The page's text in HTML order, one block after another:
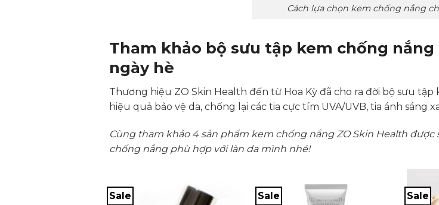
Cách lựa chọn kem chống nắng
Tham khảo bộ sưu tập kem chống
ngày hè
Thương hiệu ZO Skin Health đến từ Hoa Kỳ đã cho ra đời bộ sưu
hiệu quả bảo vệ da, chống lại các tia cực tím UVA/UVB, tia ánh sáng
Cùng tham khảo 4 sản phẩm kem chống nắng ZO Skin Health
chống nắng phù hợp với làn da mình nhé!
Sale Sale Sale